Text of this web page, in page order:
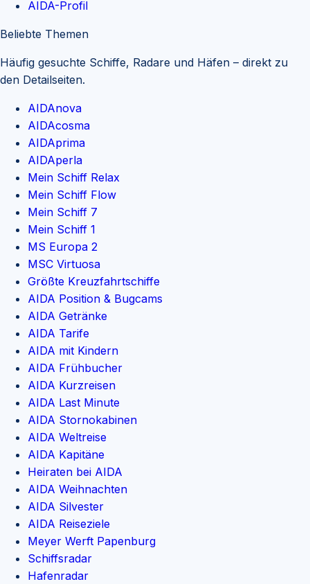
AIDA-Profil
Beliebte Themen
Häufig gesuchte Schiffe, Radare und Häfen – direkt zu
den Detailseiten.
AIDAnova
AIDAcosma
AIDAprima
AIDAperla
Mein Schiff Relax
Mein Schiff Flow
Mein Schiff 7
Mein Schiff 1
MS Europa 2
MSC Virtuosa
Größte Kreuzfahrtschiffe
AIDA Position & Bugcams
AIDA Getränke
AIDA Tarife
AIDA mit Kindern
AIDA Frühbucher
AIDA Kurzreisen
AIDA Last Minute
AIDA Stornokabinen
AIDA Weltreise
AIDA Kapitäne
Heiraten bei AIDA
AIDA Weihnachten
AIDA Silvester
AIDA Reiseziele
Meyer Werft Papenburg
Schiffsradar
Hafenradar